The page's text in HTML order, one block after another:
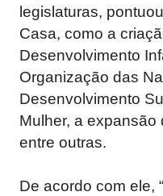
legislaturas,
Casa, como a
Desenvolvimento
Organização das
Desenvolvimento
Mulher, a expansão
entre outras.
De acordo com ele,